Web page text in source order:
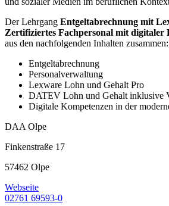
Der Lehrgang Entgeltabrechnung mit
Zertifiziertes Fachpersonal mit digitaler
aus den nachfolgenden Inhalten zusammen:
Entgeltabrechnung
Personalverwaltung
Lexware Lohn und Gehalt Pro
DATEV Lohn und Gehalt inklusive
Digitale Kompetenzen in der
DAA Olpe
Finkenstraße 17
57462 Olpe
Webseite
02761 69593-0